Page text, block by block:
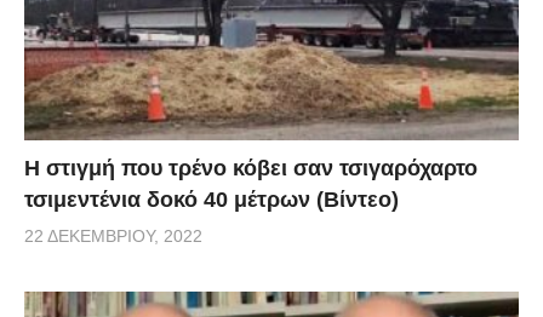
επικρατούσε τότε και που βρισκόμαστε σήμερα;
(Ε.Ρ.): Μετά την συμφωνία, υπήρξαν ορισμένες
κοινωνικές ομάδες οι οποίες εξέφρασαν τον έντονο
προβληματισμό τους, υποστηρίζοντας ότι η
συμφωνία δεν ήταν σωστή. Εκείνη την εποχή ήμουν
αντί αυτό να γίνει θέμα πολιτικής αντιπαράθεσης,
H στιγμή που τρένο κόβει σαν τσιγαρόχαρτο
τσιμεντένια δοκό 40 μέτρων (Βίντεο)
22 ΔΕΚΕΜΒΡΊΟΥ, 2022